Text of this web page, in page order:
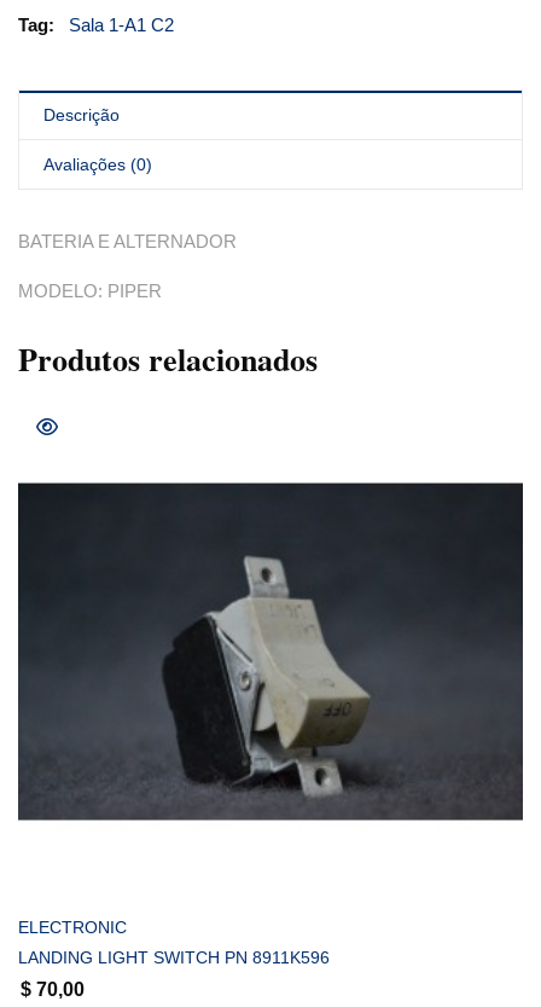
Tag:
Sala 1-A1 C2
Descrição
Avaliações (0)
BATERIA E ALTERNADOR
MODELO: PIPER
Produtos relacionados
ELECTRONIC
LANDING LIGHT SWITCH PN 8911K596
$ 70,00